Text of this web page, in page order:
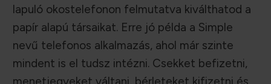
lapuló okostelefonon felmutatva kiválthatod a
papír alapú társaikat. Erre jó példa a Simple
nevű telefonos alkalmazás, ahol már szinte
mindent is el tudsz intézni. Csekket befizetni,